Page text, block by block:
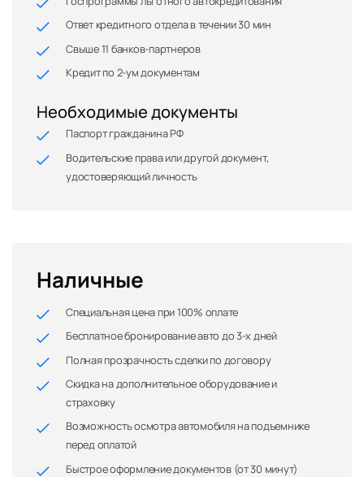
Ответ кредитного отдела в течении 30 мин
Свыше 11 банков-партнеров
Кредит по 2-ум документам
Необходимые документы
Паспорт гражданина РФ
Водительские права или другой документ,
удостоверяющий личность
Наличные
Специальная цена при 100% оплате
Бесплатное бронирование авто до 3-х дней
Полная прозрачность сделки по договору
Скидка на дополнительное оборудование и
страховку
Возможность осмотра автомобиля на подъемнике
перед оплатой
Быстрое оформление документов (от 30 минут)